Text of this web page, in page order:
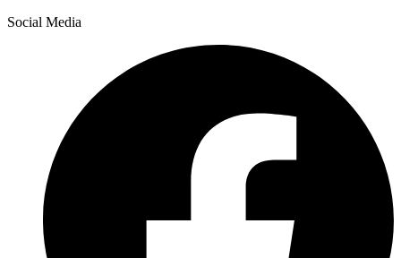
Social Media